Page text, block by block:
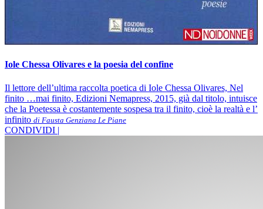
Iole Chessa Olivares e la poesia del confine
Il lettore dell’ultima raccolta poetica di Iole Chessa Olivares, Nel
finito …mai finito, Edizioni Nemapress, 2015, già dal titolo, intuisce
che la Poetessa è costantemente sospesa tra il finito, cioè la realtà e l’
infinito di Fausta Genziana Le Piane
CONDIVIDI |